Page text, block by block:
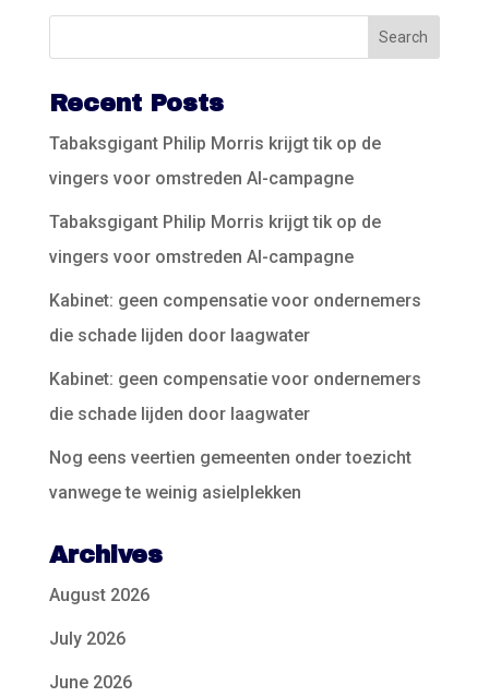
Recent Posts
Tabaksgigant Philip Morris krijgt tik op de
vingers voor omstreden AI-campagne
Tabaksgigant Philip Morris krijgt tik op de
vingers voor omstreden AI-campagne
Kabinet: geen compensatie voor ondernemers
die schade lijden door laagwater
Kabinet: geen compensatie voor ondernemers
die schade lijden door laagwater
Nog eens veertien gemeenten onder toezicht
vanwege te weinig asielplekken
Archives
August 2026
July 2026
June 2026